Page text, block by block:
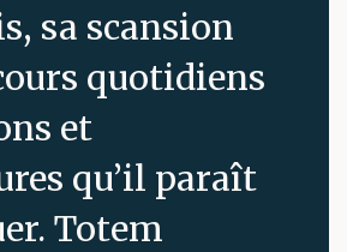
sa scansion
quotidiens
et
qu’il paraît
Totem